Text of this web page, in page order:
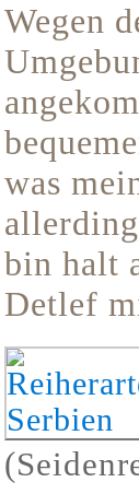
Wegen
was
bin halt
Detlef